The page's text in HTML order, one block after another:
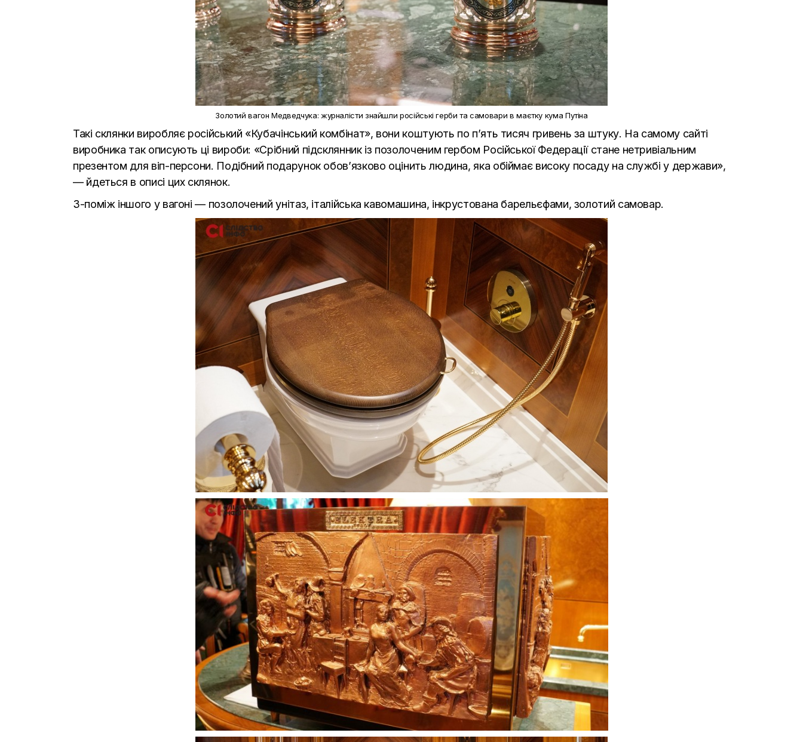
Золотий вагон Медведчука: журналісти знайшли російські герби та самовари в маєтку кума Путіна
Такі склянки виробляє російський «Кубачінський комбінат», вони коштують по п’ять тисяч гривень за штуку. На самому сайті
виробника так описують ці вироби: «Срібний підсклянник із позолоченим гербом Російської Федерації стане нетривіальним
презентом для віп-персони. Подібний подарунок обов’язково оцінить людина, яка обіймає високу посаду на службі у держави»,
— йдеться в описі цих склянок.
З-поміж іншого у вагоні — позолочений унітаз, італійська кавомашина, інкрустована барельєфами, золотий самовар.